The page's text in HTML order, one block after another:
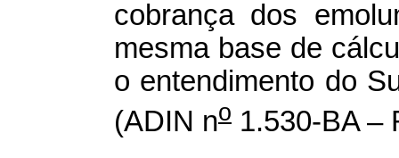
cobrança dos
mesma base de
o entendimento do
(ADIN no 1.530-BA –